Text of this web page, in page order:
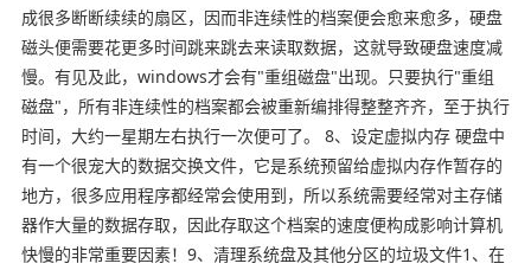
成很多断断续续的扇区，因而非连续性的档案便会愈来愈多，硬盘
磁头便需要花更多时间跳来跳去来读取数据，这就导致硬盘速度减
慢。有见及此，windows才会有"重组磁盘"出现。只要执行"重组
磁盘"，所有非连续性的档案都会被重新编排得整整齐齐，至于执行
时间，大约一星期左右执行一次便可了。 8、设定虚拟内存 硬盘中
有一个很宠大的数据交换文件，它是系统预留给虚拟内存作暂存的
地方，很多应用程序都经常会使用到，所以系统需要经常对主存储
器作大量的数据存取，因此存取这个档案的速度便构成影响计算机
快慢的非常重要因素！9、清理系统盘及其他分区的垃圾文件1、在